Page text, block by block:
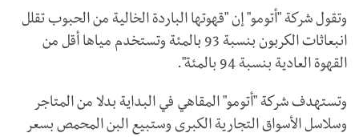
وتقول شركة "أتومو" إن "قهوتها الباردة الخالية من الحبوب تقلل
انبعاثات الكربون بنسبة 93 بالمئة وتستخدم مياها أقل من
القهوة العادية بنسبة 94 بالمئة".
وتستهدف شركة "أتومو" المقاهي في البداية بدلا من المتاجر
وسلاسل الأسواق التجارية الكبرى وستبيع البن المحمص بسعر